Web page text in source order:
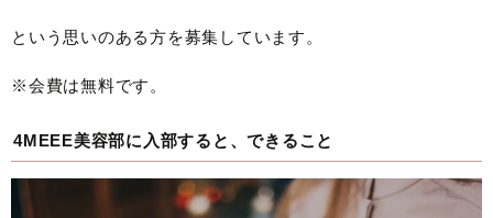
という思いのある方を募集しています。
※会費は無料です。
4MEEE美容部に入部すると、できること